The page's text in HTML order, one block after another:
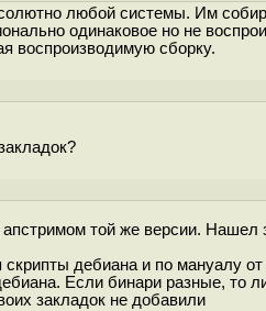
любой системы. Им
одинаковое но не
воспроизводимую сборку.
той же версии. Нашел
дебиана и по мануалу
Если бинари разные, то
закладок не добавили